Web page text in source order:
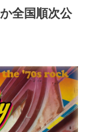
全国順次公